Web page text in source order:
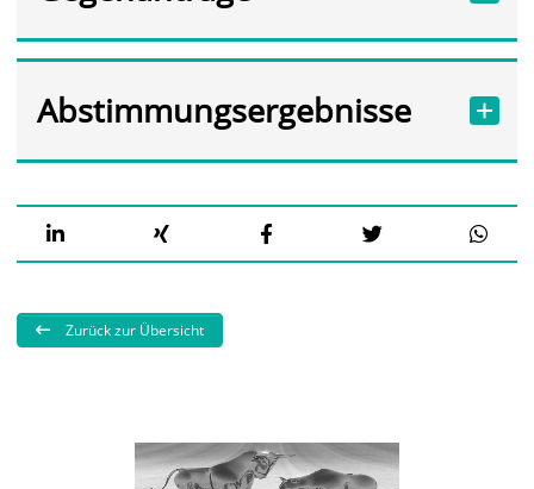
Abstimmungsergebnisse
Zurück zur Übersicht